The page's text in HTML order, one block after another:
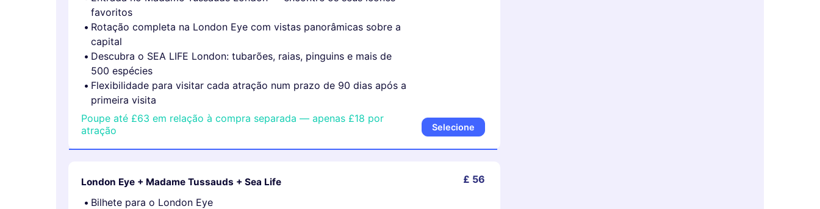
favoritos
Rotação completa na London Eye com vistas panorâmicas sobre a
capital
Descubra o SEA LIFE London: tubarões, raias, pinguins e mais de
500 espécies
Flexibilidade para visitar cada atração num prazo de 90 dias após a
primeira visita
Poupe até £63 em relação à compra separada — apenas £18 por
atração
Selecione
London Eye + Madame Tussauds + Sea Life
Bilhete para o London Eye
£ 56